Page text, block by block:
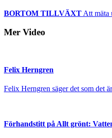
BORTOM TILLVÄXT Att mäta
Mer Video
Felix Herngren
Felix Herngren säger det som det
Förhandstitt på Allt grönt: